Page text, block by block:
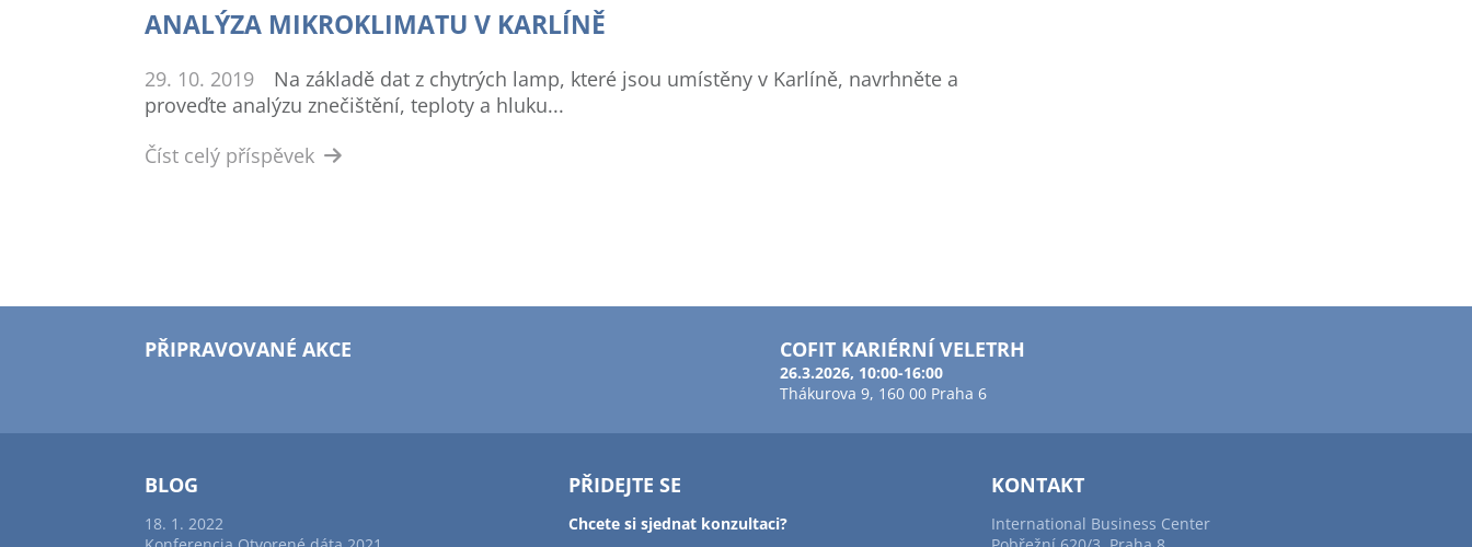
ANALÝZA MIKROKLIMATU V KARLÍNĚ
29. 10. 2019
Na základě dat z chytrých lamp, které jsou umístěny v Karlíně, navrhněte a
proveďte analýzu znečištění, teploty a hluku...
Číst celý příspěvek
PŘIPRAVOVANÉ AKCE COFIT KARIÉRNÍ VELETRH
26.3.2026, 10:00-16:00
Thákurova 9, 160 00 Praha 6
BLOG
18. 1. 2022
PŘIDEJTE SE
Chcete si sjednat konzultaci?
KONTAKT
International Business Center